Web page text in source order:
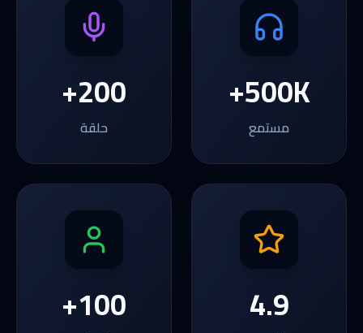
500K+
مستمع
200+
حلقة
4.9
100+